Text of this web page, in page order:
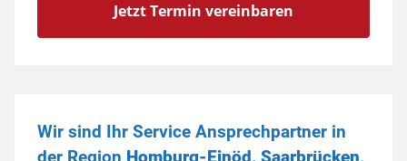
Jetzt Termin vereinbaren
Wir sind Ihr Service Ansprechpartner in